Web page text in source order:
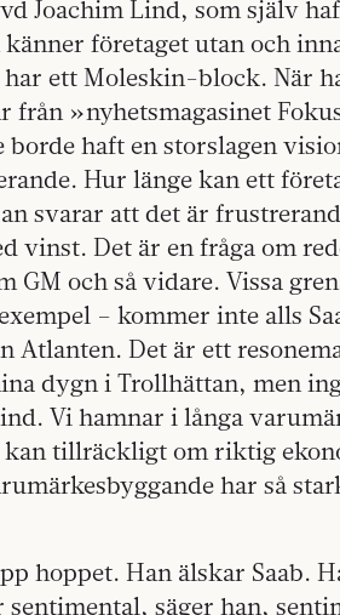
Joachim Lind, som själv
känner företaget utan och
ett Moleskin-block. När
från »nyhetsmagasinet
haft en storslagen
Hur länge kan ett
svarar att det är
vinst. Det är en fråga om
GM och så vidare. Vissa
– kommer inte alls
Atlanten. Det är ett
dygn i Trollhättan, men
Vi hamnar i långa
tillräckligt om riktig
har så
hoppet. Han älskar Saab.
sentimental, säger han,